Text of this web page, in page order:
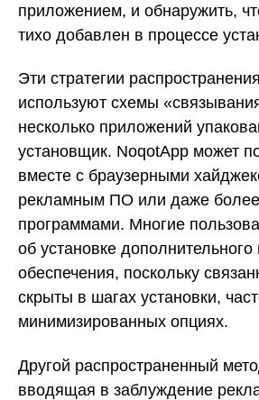
приложением, и обнаружить,
тихо добавлен в процессе
Эти стратегии
используют схемы
несколько приложений
установщик. NoqotApp может
вместе с браузерными
рекламным ПО или даже
программами. Многие
об установке
обеспечения, поскольку
скрыты в шагах установки,
минимизированных опциях.
Другой распространенный
вводящая в заблуждение